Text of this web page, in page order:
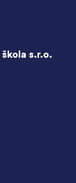
škola s.r.o.